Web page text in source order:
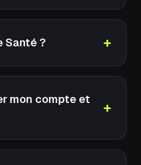
Santé ? +
mon compte et
+